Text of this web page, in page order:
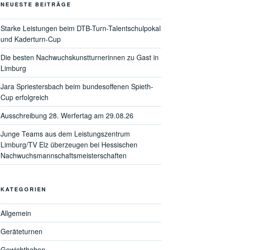
NEUESTE BEITRÄGE
Starke Leistungen beim DTB-Turn-Talentschulpokal
und Kaderturn-Cup
Die besten Nachwuchskunstturnerinnen zu Gast in
Limburg
Jara Spriestersbach beim bundesoffenen Spieth-
Cup erfolgreich
Ausschreibung 28. Werfertag am 29.08.26
Junge Teams aus dem Leistungszentrum
Limburg/TV Elz überzeugen bei Hessischen
Nachwuchsmannschaftsmeisterschaften
KATEGORIEN
Allgemein
Geräteturnen